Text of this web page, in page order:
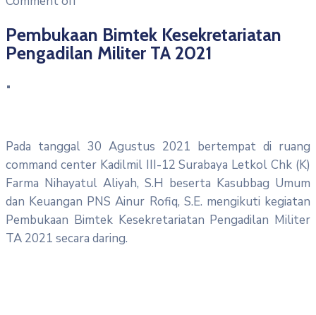
Pembukaan Bimtek Kesekretariatan
Pengadilan Militer TA 2021
Pada tanggal 30 Agustus 2021 bertempat di ruang
command center Kadilmil III-12 Surabaya Letkol Chk (K)
Farma Nihayatul Aliyah, S.H beserta Kasubbag Umum
dan Keuangan PNS Ainur Rofiq, S.E. mengikuti kegiatan
Pembukaan Bimtek Kesekretariatan Pengadilan Militer
TA 2021 secara daring.